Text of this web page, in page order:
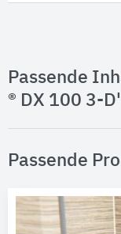
Passende
® DX 100 3-
Passende